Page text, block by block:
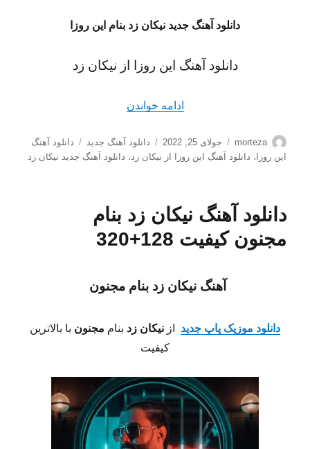
دانلود آهنگ جدید نیکان زد بنام این روزا
دانلود آهنگ این روزا از نیکان زد
ادامه خواندن
نویسنده
morteza
ارسال
شده
جولای 25, 2022 دسته‌ها
دانلود آهنگ جدید برچسب‌ها
دانلود آهنگ
این روزا ، دانلود آهنگ این روزا از نیکان زد، دانلود آهنگ جدید نیکان زد
دانلود آهنگ نیکان زد بنام
مجنون کیفیت 128+320
آهنگ نیکان زد بنام مجنون
دانلود موزیک پاپ جدید از نیکان زد بنام مجنون با بالاترین
کیفیت